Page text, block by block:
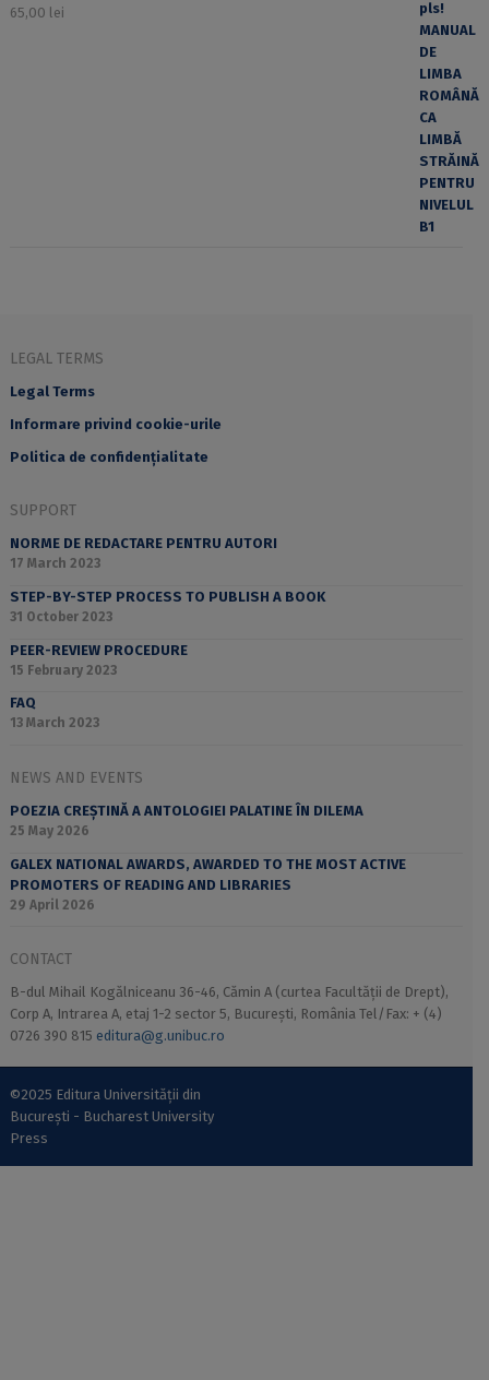
65,00 lei
LEGAL TERMS
Legal Terms
Informare privind cookie-urile
Politica de confidențialitate
SUPPORT
NORME DE REDACTARE PENTRU AUTORI
17 March 2023
STEP-BY-STEP PROCESS TO PUBLISH A BOOK
31 October 2023
PEER-REVIEW PROCEDURE
15 February 2023
FAQ
13 March 2023
NEWS AND EVENTS
POEZIA CREȘTINĂ A ANTOLOGIEI PALATINE ÎN DILEMA
25 May 2026
GALEX NATIONAL AWARDS, AWARDED TO THE MOST ACTIVE
PROMOTERS OF READING AND LIBRARIES
29 April 2026
CONTACT
B-dul Mihail Kogălniceanu 36-46, Cămin A (curtea Facultății de Drept),
Corp A, Intrarea A, etaj 1-2 sector 5, București, România Tel/Fax: + (4)
0726 390 815 editura@g.unibuc.ro
©2025 Editura Universității din
București - Bucharest University
Press